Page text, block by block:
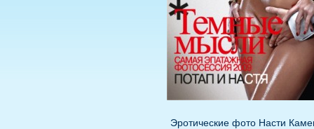
Эротические фото Насти